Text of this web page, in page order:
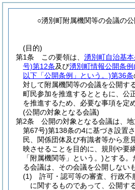
○湧別町附属機関等の会議の
(目的)
第1条
この要領は、 湧別町自治基本
号)第12条及び湧別町情報公開条例
以下「公開条例」という。)第36条
対して附属機関等の会議を公開す
町民参加を推進するとともに、公
を推進するため、必要な事項を定
(公開の対象となる会議)
第2条
公開の対象となる会議は、
第67号)第138条の4に基づき設置
民、関係団体及び有識者等から意
映させることを目的に、規則や要
「附属機関等」という。)とする。
る会議は、その会議を公開しない
(1)
許可・認可等の審査、行政
に関するものであって、公開す